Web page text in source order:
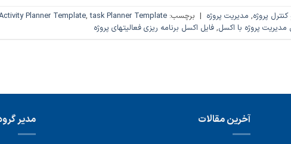
پروژه, مدیریت پروژه | برچسب: Planner Template,task Planner Template
مدیریت پروژه با اکسل, فایل اکسل برنامه ریزی فعالیتهای پروژه
آخرین مقالات مدیر